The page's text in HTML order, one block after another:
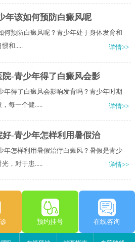
年该如何预防白癜风呢
何预防白癜风呢？​青少年处于身体发育和
和.....
详情>>
-青少年得了白癜风会影
年得了白癜风会影响发育吗？青少年时期
每一个健.....
详情>>
-青少年怎样利用暑假治
年怎样利用暑假治疗白癜风？暑假是青少
，对于患.....
详情>>
预约挂号 在线咨询